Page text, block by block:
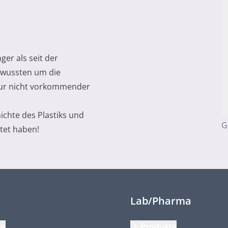
als seit der
um die
nicht vorkommender
des Plastiks und
haben!
Lab/Pharma